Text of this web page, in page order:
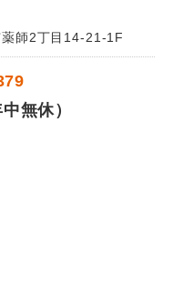
師2丁目14-21-1F
無休）